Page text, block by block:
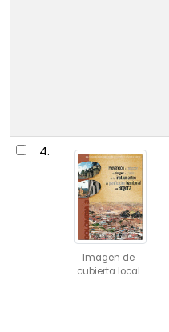
4.
Imagen de
cubierta local